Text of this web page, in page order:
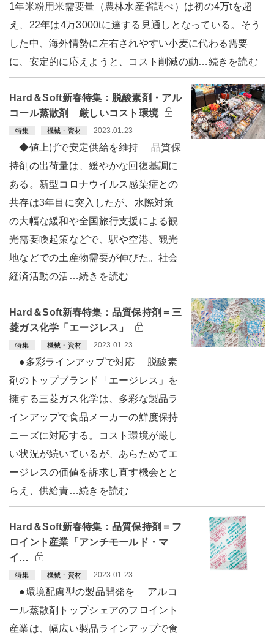
1年米粉用米需要量（農林水産省調べ）は初の4万tを超
え、22年は4万3000tに達する見通しとなっている。そう
した中、海外情勢に左右されやすい小麦に代わる需要
に、安定的に応えようと、コスト削減の動…続きを読む
Hard＆Soft新春特集：脱酸素剤・アル
コール蒸散剤 厳しいコスト環境
特集 機械・資材 2023.01.23
◆値上げで安定供給を維持 品質保
持剤の出荷量は、緩やかな回復基調に
ある。新型コロナウイルス感染症との
共存は3年目に突入したが、水際対策
の大幅な緩和や全国旅行支援による観
光需要喚起策などで、駅や空港、観光
地などでの土産物需要が伸びた。社会
経済活動の活…続きを読む
Hard＆Soft新春特集：品質保持剤＝三
菱ガス化学「エージレス」
特集 機械・資材 2023.01.23
●多彩ラインアップで対応 脱酸素
剤のトップブランド「エージレス」を
擁する三菱ガス化学は、多彩な製品ラ
インアップで食品メーカーの鮮度保持
ニーズに対応する。コスト環境が厳し
い状況が続いているが、あらためてエ
ージレスの価値を訴求し直す機会とと
らえ、供給責…続きを読む
Hard＆Soft新春特集：品質保持剤＝フ
ロイント産業「アンチモールド・マ
イ…
特集 機械・資材 2023.01.23
●環境配慮型の製品開発を アルコ
ール蒸散剤トップシェアのフロイント
産業は、幅広い製品ラインアップで食